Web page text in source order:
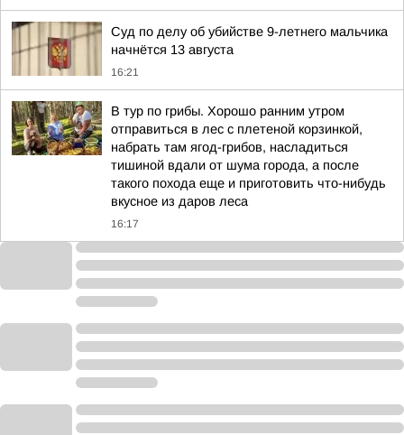
Суд по делу об убийстве 9-летнего мальчика
начнётся 13 августа
16:21
В тур по грибы. Хорошо ранним утром
отправиться в лес с плетеной корзинкой,
набрать там ягод-грибов, насладиться
тишиной вдали от шума города, а после
такого похода еще и приготовить что-нибудь
вкусное из даров леса
16:17